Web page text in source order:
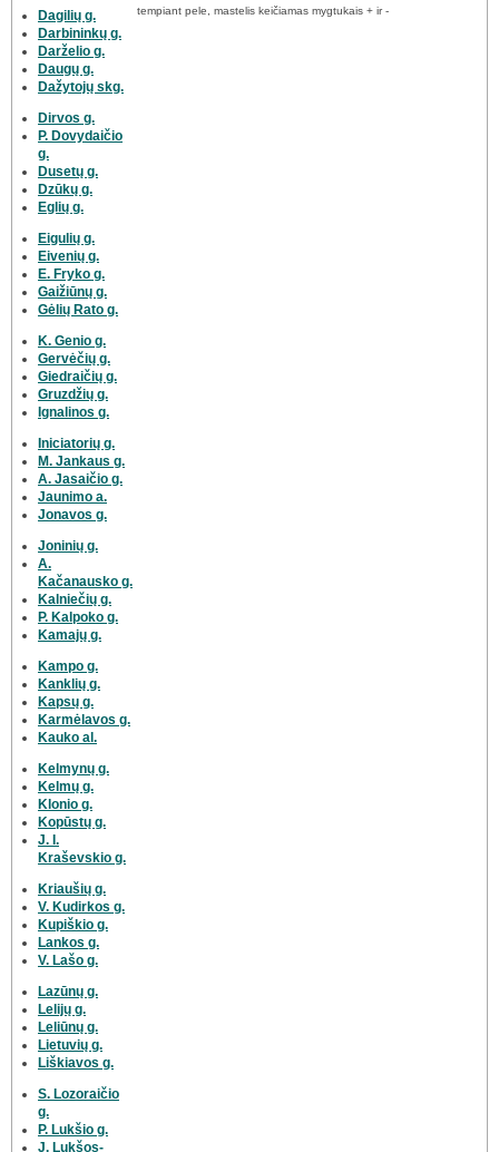
Dagilių g.
Darbininkų g.
Darželio g.
Daugų g.
Dažytojų skg.
Dirvos g.
P. Dovydaičio
g.
Dusetų g.
Dzūkų g.
Eglių g.
Eigulių g.
Eivenių g.
E. Fryko g.
Gaižiūnų g.
Gėlių Rato g.
K. Genio g.
Gervėčių g.
Giedraičių g.
Gruzdžių g.
Ignalinos g.
Iniciatorių g.
M. Jankaus g.
A. Jasaičio g.
Jaunimo a.
Jonavos g.
Joninių g.
A.
Kačanausko g.
Kalniečių g.
P. Kalpoko g.
Kamajų g.
Kampo g.
Kanklių g.
Kapsų g.
Karmėlavos g.
Kauko al.
Kelmynų g.
Kelmų g.
Klonio g.
Kopūstų g.
J. I.
Kraševskio g.
Kriaušių g.
V. Kudirkos g.
Kupiškio g.
Lankos g.
V. Lašo g.
Lazūnų g.
Lelijų g.
Leliūnų g.
Lietuvių g.
Liškiavos g.
S. Lozoraičio
g.
P. Lukšio g.
J. Lukšos-
tempiant pele, mastelis keičiamas mygtukais + ir -